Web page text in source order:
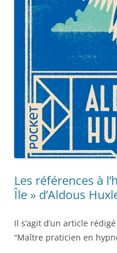
Les références à
Île » d’Aldous
Il s’agit d’un article
“Maître praticien en